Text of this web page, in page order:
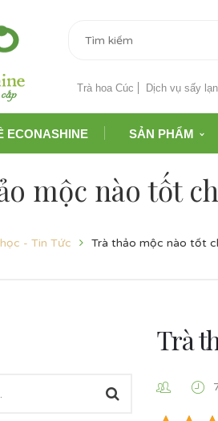
Trà hoa Cúc Dịch vụ sấy
ECONASHINE SẢN PHẨM
mộc nào tốt
- Tin Tức Trà thảo mộc nào tốt
Trà